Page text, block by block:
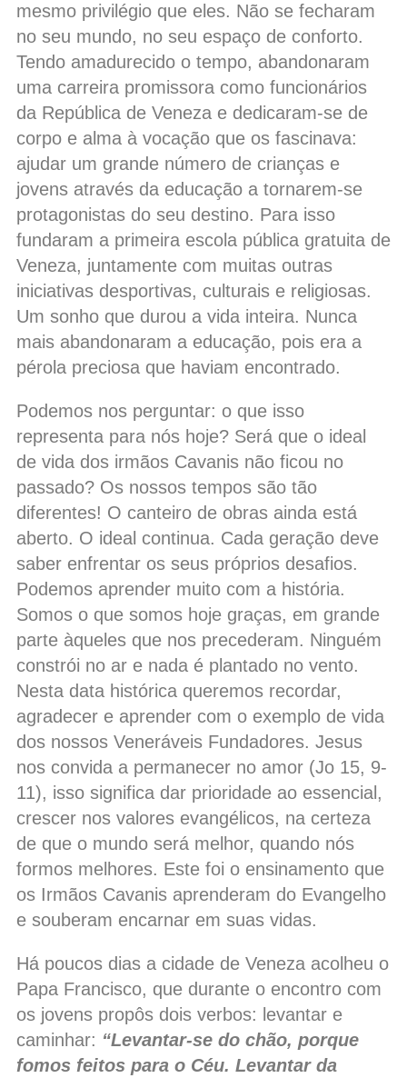
mesmo privilégio que eles. Não se fecharam
no seu mundo, no seu espaço de conforto.
Tendo amadurecido o tempo, abandonaram
uma carreira promissora como funcionários
da República de Veneza e dedicaram-se de
corpo e alma à vocação que os fascinava:
ajudar um grande número de crianças e
jovens através da educação a tornarem-se
protagonistas do seu destino. Para isso
fundaram a primeira escola pública gratuita de
Veneza, juntamente com muitas outras
iniciativas desportivas, culturais e religiosas.
Um sonho que durou a vida inteira. Nunca
mais abandonaram a educação, pois era a
pérola preciosa que haviam encontrado.
Podemos nos perguntar: o que isso
representa para nós hoje? Será que o ideal
de vida dos irmãos Cavanis não ficou no
passado? Os nossos tempos são tão
diferentes! O canteiro de obras ainda está
aberto. O ideal continua. Cada geração deve
saber enfrentar os seus próprios desafios.
Podemos aprender muito com a história.
Somos o que somos hoje graças, em grande
parte àqueles que nos precederam. Ninguém
constrói no ar e nada é plantado no vento.
Nesta data histórica queremos recordar,
agradecer e aprender com o exemplo de vida
dos nossos Veneráveis Fundadores. Jesus
nos convida a permanecer no amor (Jo 15, 9-
11), isso significa dar prioridade ao essencial,
crescer nos valores evangélicos, na certeza
de que o mundo será melhor, quando nós
formos melhores. Este foi o ensinamento que
os Irmãos Cavanis aprenderam do Evangelho
e souberam encarnar em suas vidas.
Há poucos dias a cidade de Veneza acolheu o
Papa Francisco, que durante o encontro com
os jovens propôs dois verbos: levantar e
caminhar: “Levantar-se do chão, porque
fomos feitos para o Céu. Levantar da